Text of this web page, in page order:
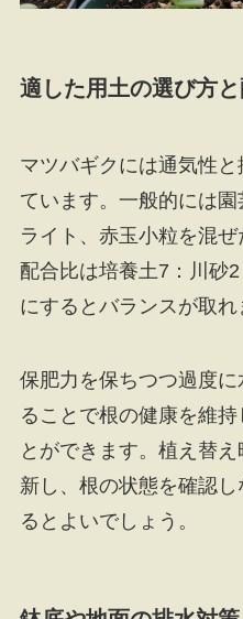
適した用土の選び方
マツバギクには通気性
ています。一般的には
ライト、赤玉小粒を混ぜ
配合比は培養土7：川砂
にするとバランスが取れ
保肥力を保ちつつ過度
ることで根の健康を維
とができます。植え替
新し、根の状態を確認
るとよいでしょう。